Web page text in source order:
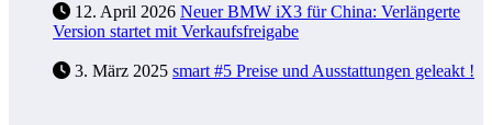
12. April 2026 Neuer BMW iX3 für China: Verlängerte
Version startet mit Verkaufsfreigabe
3. März 2025 smart #5 Preise und Ausstattungen geleakt !